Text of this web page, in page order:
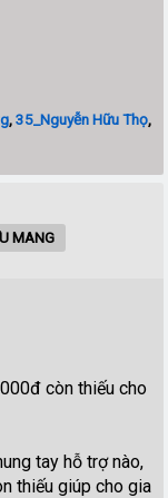
,35_Nguyễn Hữu Thọ,
MANG
còn thiếu cho
tay hỗ trợ nào,
thiếu giúp cho gia